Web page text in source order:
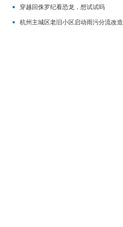
穿越回侏罗纪看恐龙，想试试吗
杭州主城区老旧小区启动雨污分流改造